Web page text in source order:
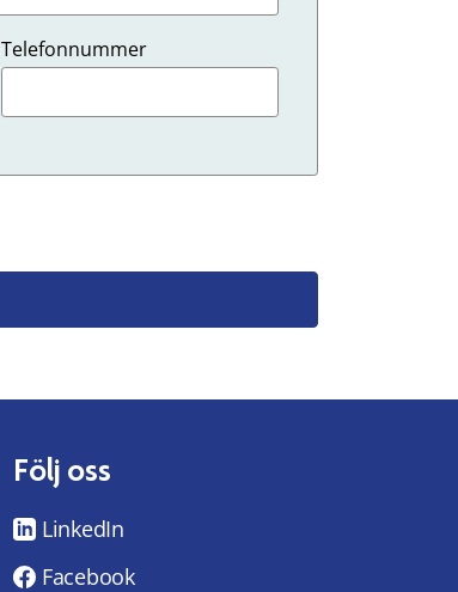
Telefonnummer
Följ oss
LinkedIn
Facebook